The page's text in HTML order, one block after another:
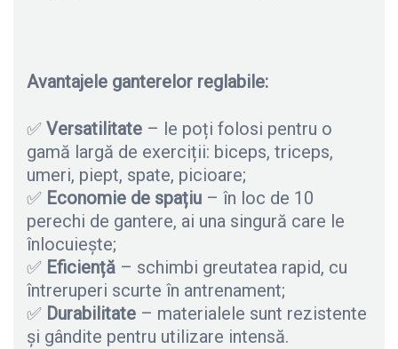
Avantajele ganterelor reglabile:
✅ Versatilitate – le poți folosi pentru o
gamă largă de exerciții: biceps, triceps,
umeri, piept, spate, picioare;
✅ Economie de spațiu – în loc de 10
perechi de gantere, ai una singură care le
înlocuiește;
✅ Eficiență – schimbi greutatea rapid, cu
întreruperi scurte în antrenament;
✅ Durabilitate – materialele sunt rezistente
și gândite pentru utilizare intensă.